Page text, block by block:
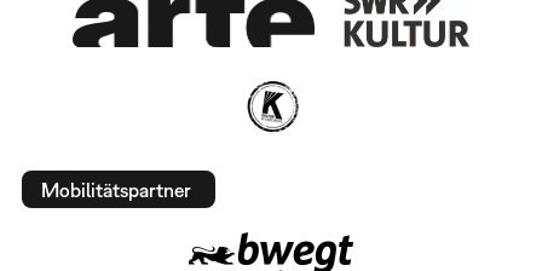
Mobilitätspartner